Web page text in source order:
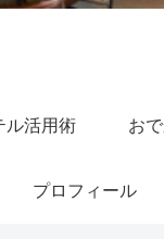
ル活用術 お
プロフィール